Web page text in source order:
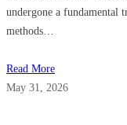
undergone a fundamental
methods…
Read More
May 31, 2026